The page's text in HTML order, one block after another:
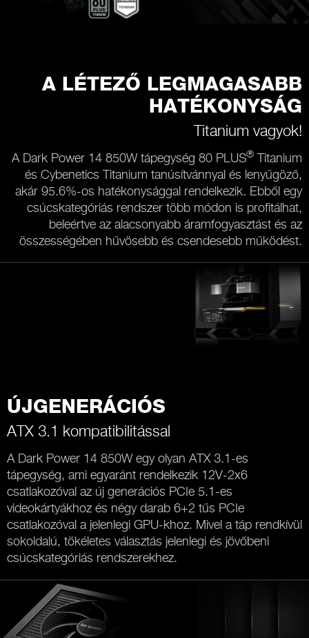
A LÉTEZŐ LEGMAGASABB
HATÉKONYSÁG
Titanium vagyok!
A Dark Power 14 850W tápegység 80 PLUS® Titanium
és Cybenetics Titanium tanúsítvánnyal és lenyűgöző,
akár 95.6%-os hatékonysággal rendelkezik. Ebből egy
csúcskategóriás rendszer több módon is profitálhat,
beleértve az alacsonyabb áramfogyasztást és az
összességében hűvösebb és csendesebb működést.
ÚJGENERÁCIÓS
ATX 3.1 kompatibilitással
A Dark Power 14 850W egy olyan ATX 3.1-es
tápegység, ami egyaránt rendelkezik 12V-2x6
csatlakozóval az új generációs PCIe 5.1-es
videokártyákhoz és négy darab 6+2 tűs PCIe
csatlakozóval a jelenlegi GPU-khoz. Mivel a táp rendkívül
sokoldalú, tökéletes választás jelenlegi és jövőbeni
csúcskategóriás rendszerekhez.